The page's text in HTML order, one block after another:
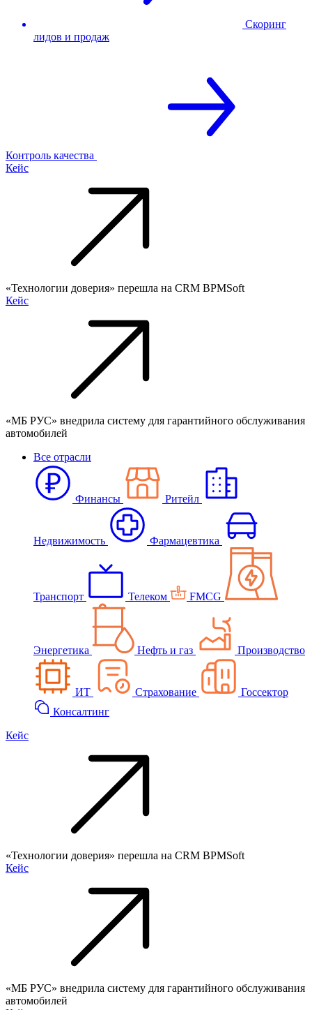
Скоринг
лидов и продаж
Контроль качества
Кейс
«Технологии доверия» перешла на CRM BPMSoft
Кейс
«МБ РУС» внедрила систему для гарантийного обслуживания
автомобилей
Все отрасли
Финансы Ритейл
Недвижимость Фармацевтика
Транспорт Телеком FMCG
Энергетика Нефть и газ Производство
ИТ Страхование
Госсектор
Консалтинг
Кейс
«Технологии доверия» перешла на CRM BPMSoft
Кейс
«МБ РУС» внедрила систему для гарантийного обслуживания
автомобилей